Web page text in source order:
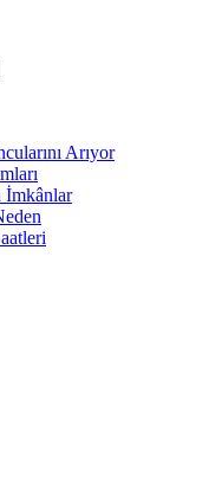
Arıyor
İmkânlar